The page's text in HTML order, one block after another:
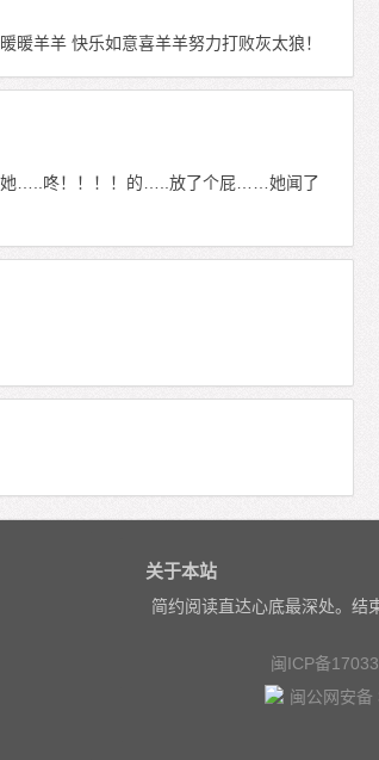
暖羊羊 快乐如意喜羊羊努力打败灰太狼！
咚！！！！的…..放了个屁……她闻了
关于本站
简约阅读直达心底最深处。结
闽ICP备
闽公网安